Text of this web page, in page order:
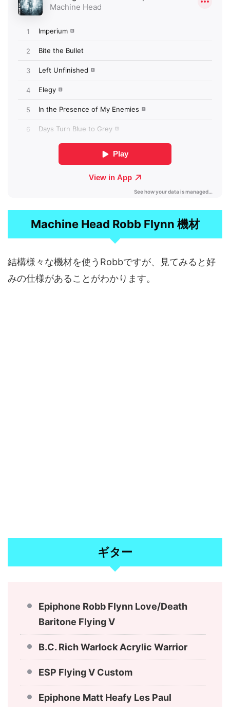
Machine Head Robb Flynn 機材
結構様々な機材を使うRobbですが、見てみると好
みの仕様があることがわかります。
ギター
Epiphone Robb Flynn Love/Death
Baritone Flying V
B.C. Rich Warlock Acrylic Warrior
ESP Flying V Custom
Epiphone Matt Heafy Les Paul